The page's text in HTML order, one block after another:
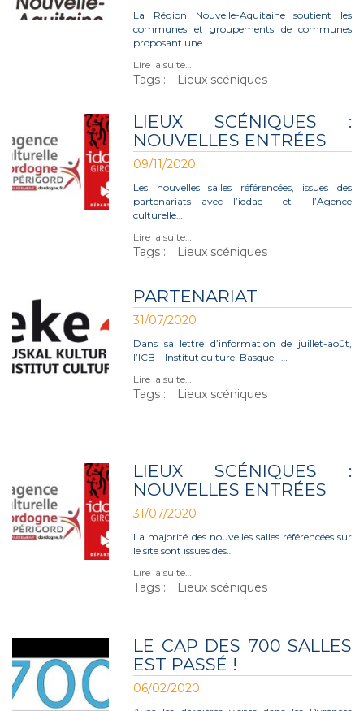
La Région Nouvelle-Aquitaine soutient les
communes et groupements de communes
proposant une…
Lire la suite…
Tags : Lieux scéniques
LIEUX SCÉNIQUES :
NOUVELLES ENTRÉES
09/11/2020
Les nouvelles salles référencées, issues des
partenariats avec l’iddac et l’Agence
culturelle…
Lire la suite…
Tags : Lieux scéniques
PARTENARIAT
31/07/2020
Dans sa lettre d’information de juillet-août,
l’ICB – Institut culturel Basque –…
Lire la suite…
Tags : Lieux scéniques
LIEUX SCÉNIQUES :
NOUVELLES ENTRÉES
31/07/2020
La majorité des nouvelles salles référencées sur
le site sont issues des…
Lire la suite…
Tags : Lieux scéniques
LE CAP DES 700 SALLES
EST PASSÉ !
06/02/2020